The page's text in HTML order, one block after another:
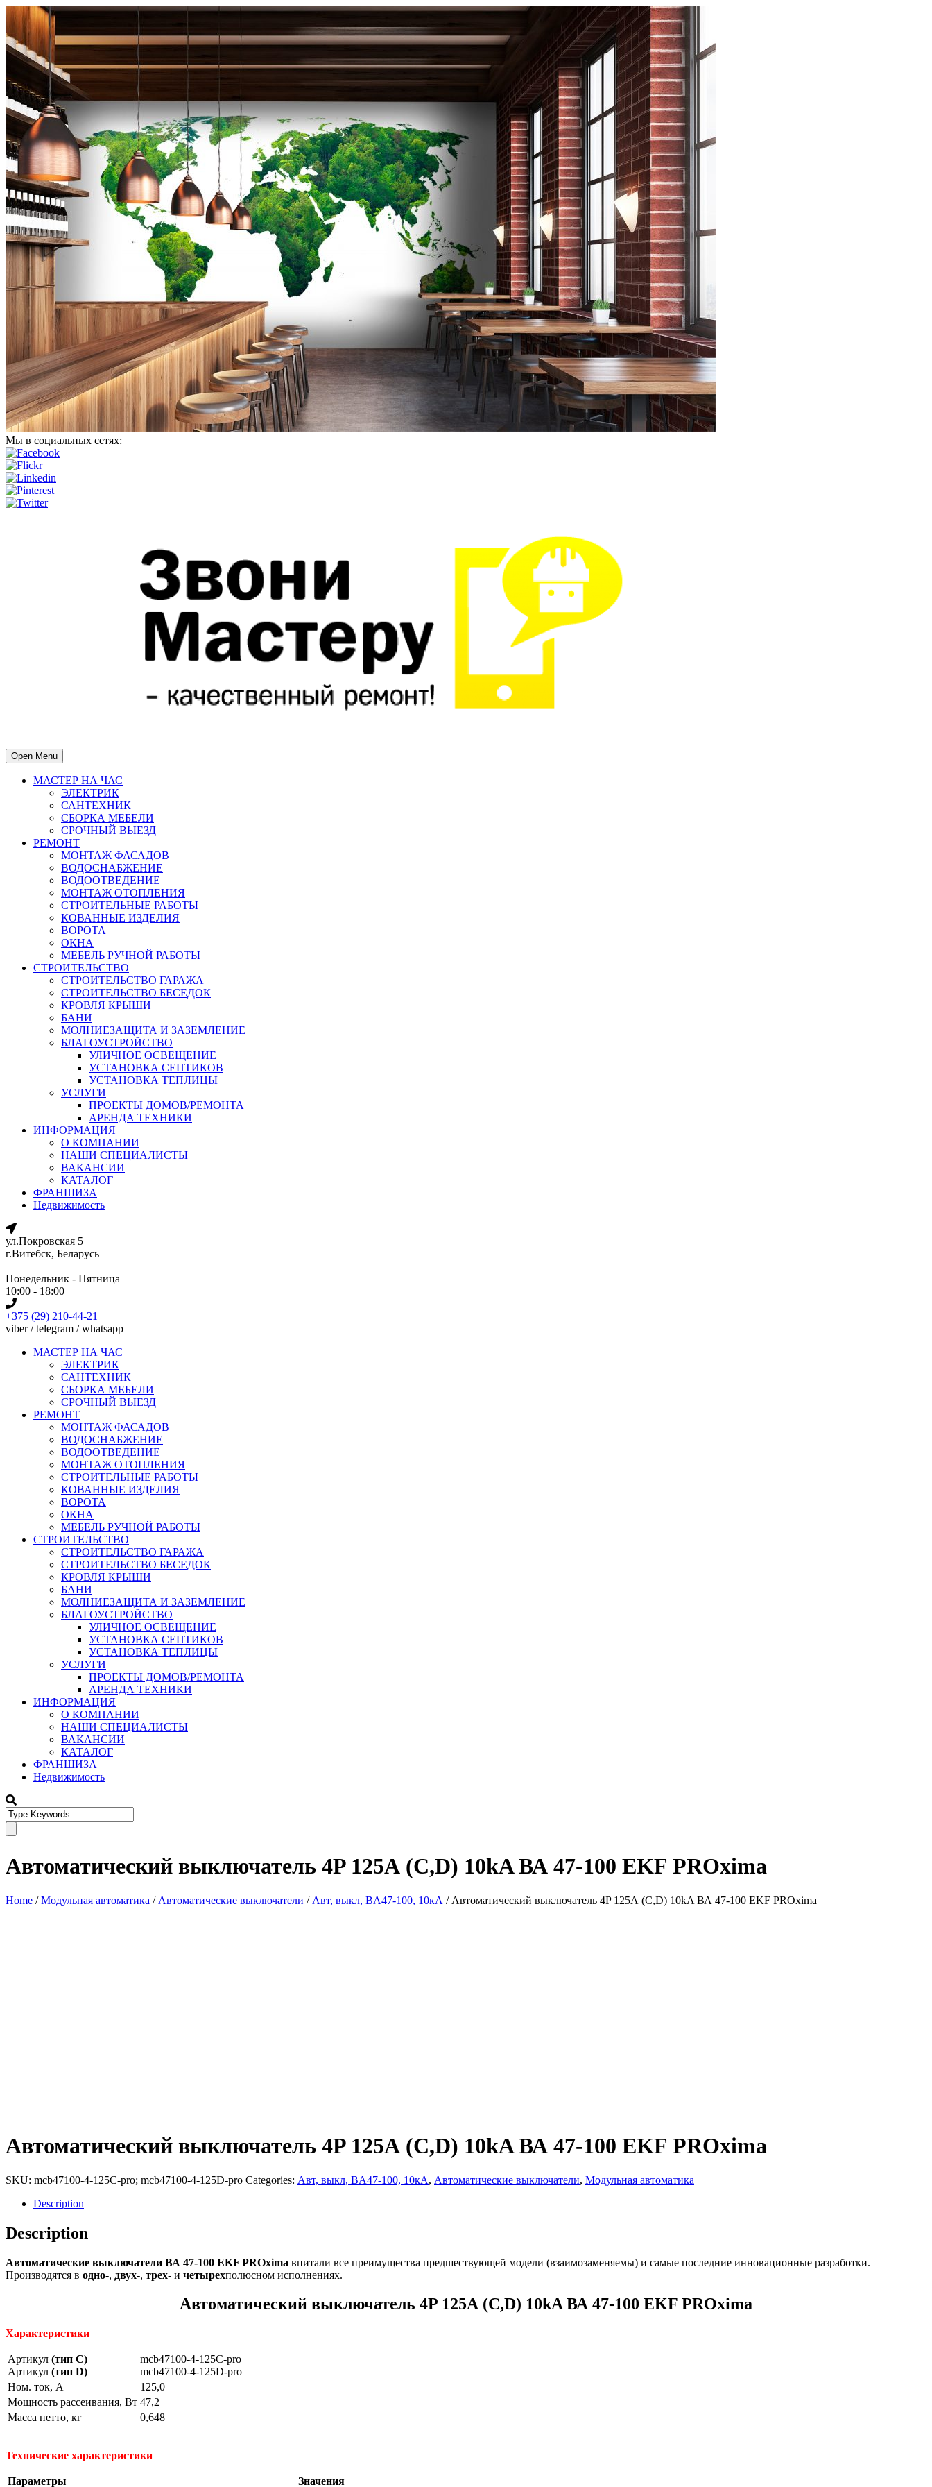
Мы в социальных сетях:
Open Menu
МАСТЕР НА ЧАС
ЭЛЕКТРИК
САНТЕХНИК
СБОРКА МЕБЕЛИ
СРОЧНЫЙ ВЫЕЗД
РЕМОНТ
МОНТАЖ ФАСАДОВ
ВОДОСНАБЖЕНИЕ
ВОДООТВЕДЕНИЕ
МОНТАЖ ОТОПЛЕНИЯ
СТРОИТЕЛЬНЫЕ РАБОТЫ
КОВАННЫЕ ИЗДЕЛИЯ
ВОРОТА
ОКНА
МЕБЕЛЬ РУЧНОЙ РАБОТЫ
СТРОИТЕЛЬСТВО
СТРОИТЕЛЬСТВО ГАРАЖА
СТРОИТЕЛЬСТВО БЕСЕДОК
КРОВЛЯ КРЫШИ
БАНИ
МОЛНИЕЗАЩИТА И ЗАЗЕМЛЕНИЕ
БЛАГОУСТРОЙСТВО
УЛИЧНОЕ ОСВЕЩЕНИЕ
УСТАНОВКА СЕПТИКОВ
УСТАНОВКА ТЕПЛИЦЫ
УСЛУГИ
ПРОЕКТЫ ДОМОВ/РЕМОНТА
АРЕНДА ТЕХНИКИ
ИНФОРМАЦИЯ
О КОМПАНИИ
НАШИ СПЕЦИАЛИСТЫ
ВАКАНСИИ
КАТАЛОГ
ФРАНШИЗА
Недвижимость
ул.Покровская 5
г.Витебск, Беларусь
Понедельник - Пятница
10:00 - 18:00
+375 (29) 210-44-21
viber / telegram / whatsapp
МАСТЕР НА ЧАС
ЭЛЕКТРИК
САНТЕХНИК
СБОРКА МЕБЕЛИ
СРОЧНЫЙ ВЫЕЗД
РЕМОНТ
МОНТАЖ ФАСАДОВ
ВОДОСНАБЖЕНИЕ
ВОДООТВЕДЕНИЕ
МОНТАЖ ОТОПЛЕНИЯ
СТРОИТЕЛЬНЫЕ РАБОТЫ
КОВАННЫЕ ИЗДЕЛИЯ
ВОРОТА
ОКНА
МЕБЕЛЬ РУЧНОЙ РАБОТЫ
СТРОИТЕЛЬСТВО
СТРОИТЕЛЬСТВО ГАРАЖА
СТРОИТЕЛЬСТВО БЕСЕДОК
КРОВЛЯ КРЫШИ
БАНИ
МОЛНИЕЗАЩИТА И ЗАЗЕМЛЕНИЕ
БЛАГОУСТРОЙСТВО
УЛИЧНОЕ ОСВЕЩЕНИЕ
УСТАНОВКА СЕПТИКОВ
УСТАНОВКА ТЕПЛИЦЫ
УСЛУГИ
ПРОЕКТЫ ДОМОВ/РЕМОНТА
АРЕНДА ТЕХНИКИ
ИНФОРМАЦИЯ
О КОМПАНИИ
НАШИ СПЕЦИАЛИСТЫ
ВАКАНСИИ
КАТАЛОГ
ФРАНШИЗА
Недвижимость
Автоматический выключатель 4P 125А (C,D) 10kA ВА 47-100 EKF PROxima
Home /Модульная автоматика / Автоматические выключатели / Авт, выкл, BA47-100, 10кА / Автоматический выключатель 4P 125А (C,D) 10kA ВА 47-100 EKF PROxima
Автоматический выключатель 4P 125А (C,D) 10kA ВА 47-100 EKF PROxima
SKU: mcb47100-4-125C-pro; mcb47100-4-125D-pro Categories: Авт, выкл, BA47-100, 10кА, Автоматические выключатели, Модульная автоматика
Description
Description
Автоматические выключатели ВА 47-100 EKF PROxima впитали все преимущества предшествующей модели (взаимозаменяемы) и самые последние инновационные разработки.
Производятся в одно-, двух-, трех- и четырехполюсном исполнениях.
Автоматический выключатель 4P 125А (C,D) 10kA ВА 47-100 EKF PROxima
Характеристики
Артикул (тип C)
Артикул (тип D)
mcb47100-4-125C-pro
mcb47100-4-125D-pro
Ном. ток, A
125,0
Мощность рассеивания, Вт 47,2
Масса нетто, кг
0,648
Технические характеристики
Параметры Значения